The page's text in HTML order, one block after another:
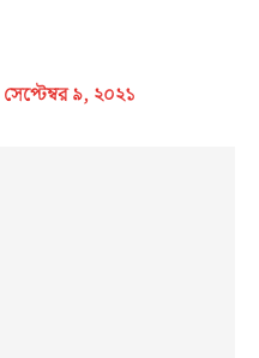
সেপ্টেম্বর ৯, ২০২১